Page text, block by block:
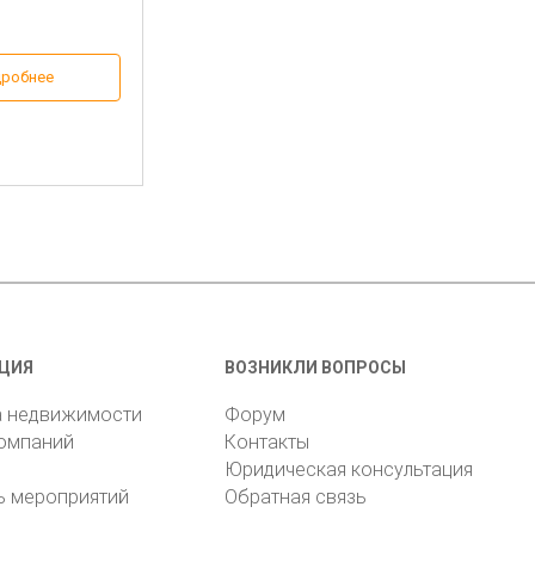
недвижимости
мероприятий
ВОЗНИКЛИ ВОПРОСЫ
Форум
Контакты
Юридическая консультация
Обратная связь